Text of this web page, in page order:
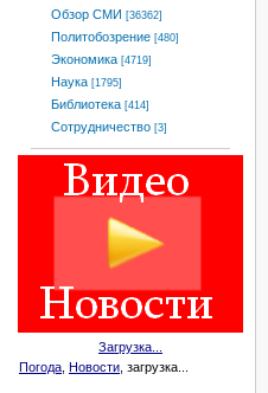
Обзор СМИ [36362]
Политобозрение [480]
Экономика [4719]
Наука [1795]
Библиотека [414]
Сотрудничество [3]
Загрузка...
Погода Новости , загрузка...